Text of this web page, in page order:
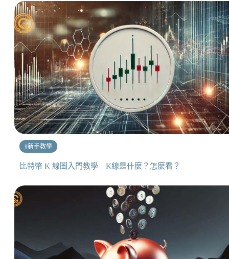
#新手教學
比特幣 K 線圖入門教學｜K線是什麼？怎麼看？